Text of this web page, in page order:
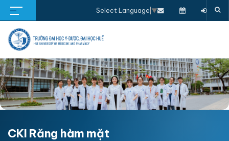
Select Language ▼
CKI Răng hàm mặt